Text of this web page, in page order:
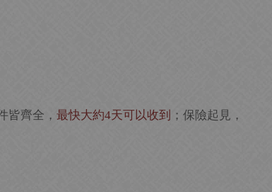
皆齊全， 最快大約4天可以收到 ；保險起見，